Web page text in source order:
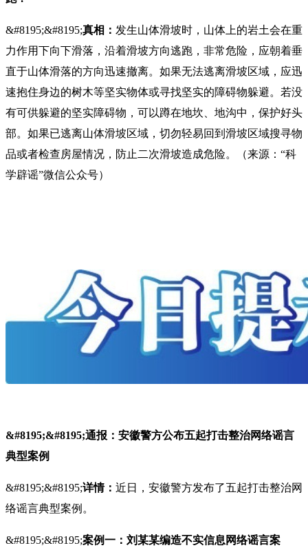
&#8195;&#8195;真相： 发生山体滑坡时，山体上的岩土会在重
力作用下向下滑落，沿着滑坡方向逃跑，非常危险，应朝着垂
直于山体滑落的方向迅速撤离。如果无法逃离滑坡区域，应迅
速抱住身边的树木等坚实物体或寻找坚实的障碍物躲避。若没
有可供躲避的坚实障碍物，可以蹲在地坎、地沟中，保护好头
部。如果已逃离山体滑坡区域，切勿轻易回到滑坡区域搜寻物
品或者检查房屋情况，防止二次滑坡造成危险。（来源：“科
学辟谣”微信公众号）
&#8195;&#8195;通报：安徽警方公布五起打击整治网络谣言
典型案例
&#8195;&#8195;详情： 近日，安徽警方发布了五起打击整治网
络谣言典型案例。
&#8195;&#8195;案例一：刘某某编造不实信息网络谣言案